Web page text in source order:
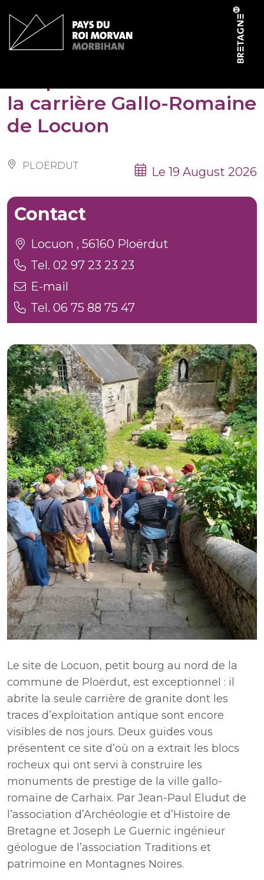
la carrière Gallo-Romaine
de Locuon
PLOËRDUT Le 19 August 2026
Le site de Locuon, petit bourg au nord de la
commune de Ploërdut, est exceptionnel : il
abrite la seule carrière de granite dont les
traces d’exploitation antique sont encore
visibles de nos jours. Deux guides vous
présentent ce site d’où on a extrait les blocs
rocheux qui ont servi à construire les
monuments de prestige de la ville gallo-
romaine de Carhaix. Par Jean-Paul Eludut de
l’association d’Archéologie et d’Histoire de
Bretagne et Joseph Le Guernic ingénieur
géologue de l’association Traditions et
patrimoine en Montagnes Noires.
Contact
Locuon , 56160 Ploërdut
Tel. 02 97 23 23 23
E-mail
Tel. 06 75 88 75 47